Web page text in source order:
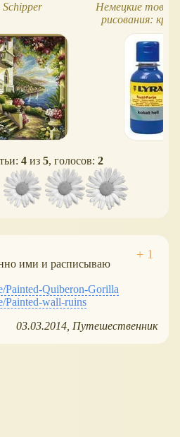
Schipper
Немецкие
рисования:
карандаши,
мелки
4 из 5, голосов: 2
ими и расписываю
Painted-Quiberon-Gorilla
Painted-wall-ruins
03.03.2014 Путешественник